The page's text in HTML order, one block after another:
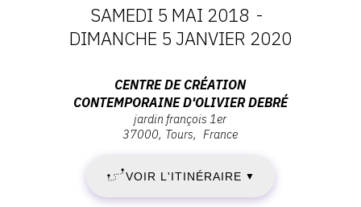
CONTACT
CGV
SUIVEZ-NOUS
DATES
:
SAMEDI
5
MAI
SAMEDI 5 MAI 2018 -
DIMANCHE 5 JANVIER 2020
contemporaine
CENTRE DE CRÉATION
CONTEMPORAINE D'OLIVIER DEBRÉ
jardin françois 1er
37000 Tours France
VOIR L'ITINÉRAIRE ▼